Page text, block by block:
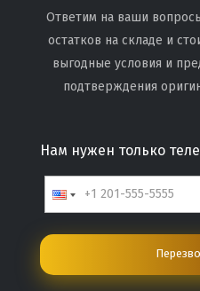
Ответим на ваши
остатков на складе и
выгодные условия и
подтверждения
Нам нужен только